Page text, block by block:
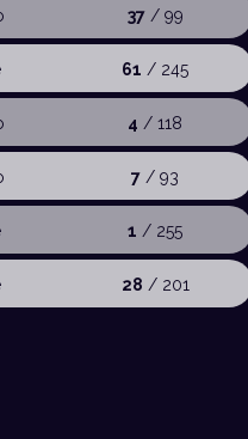
37/ 99
61 / 245
4 / 118
7 / 93
1 / 255
28 / 201